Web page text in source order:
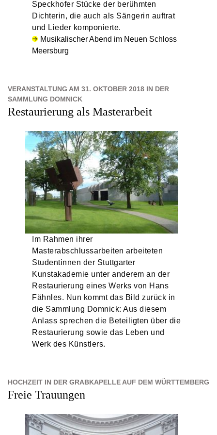
Speckhofer Stücke der berühmten
Dichterin, die auch als Sängerin auftrat
und Lieder komponierte.
Musikalischer Abend im Neuen Schloss
Meersburg
VERANSTALTUNG AM 31. OKTOBER 2018 IN DER
SAMMLUNG DOMNICK
Restaurierung als Masterarbeit
Im Rahmen ihrer
Masterabschlussarbeiten arbeiteten
Studentinnen der Stuttgarter
Kunstakademie unter anderem an der
Restaurierung eines Werks von Hans
Fähnles. Nun kommt das Bild zurück in
die Sammlung Domnick: Aus diesem
Anlass sprechen die Beteiligten über die
Restaurierung sowie das Leben und
Werk des Künstlers.
HOCHZEIT IN DER GRABKAPELLE AUF DEM WÜRTTEMBERG
Freie Trauungen